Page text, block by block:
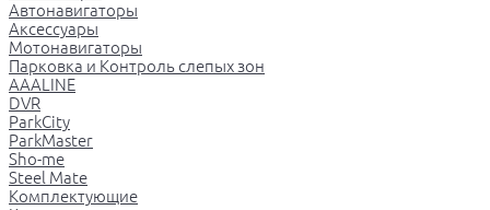
Автонавигаторы
Аксессуары
Мотонавигаторы
Парковка и Контроль слепых зон
AAALINE
DVR
ParkCity
ParkMaster
Sho-me
Steel Mate
Комплектующие